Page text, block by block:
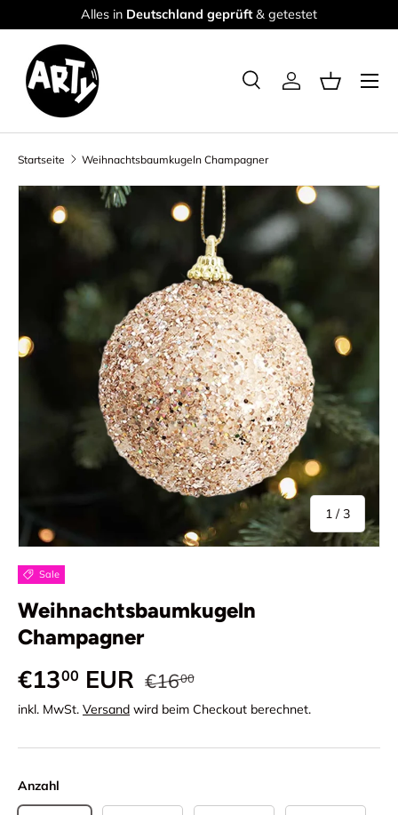
Direkt zum Inhalt
Alles in Deutschland geprüft& getestet
Suchen
SucheEinloggen
Menü
Startseite Weihnachtsbaumkugeln Champagner
Zu Produktinformationen springen
1 /von
3
Sale
Weihnachtsbaumkugeln
Champagner
Verkaufspreis
€1300 EUR Normaler Preis
€1600
inkl. MwSt. Versand wird beim Checkout berechnet.
Anzahl